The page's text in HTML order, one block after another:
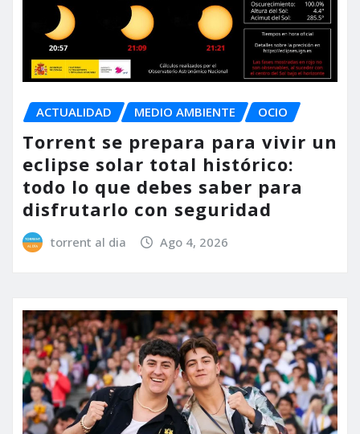
ACTUALIDAD MEDIO AMBIENTE OCIO
Torrent se prepara para vivir un
eclipse solar total histórico:
todo lo que debes saber para
disfrutarlo con seguridad
torrent al dia Ago 4, 2026